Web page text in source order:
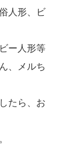
人形、ビ
ー人形等
、メルち
たら、お